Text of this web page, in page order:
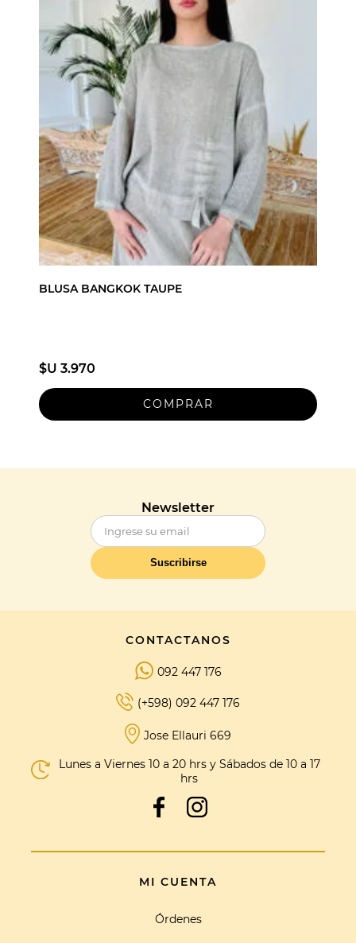
BLUSA BANGKOK TAUPE
$U 3.970
Newsletter
Suscribirse
CONTACTANOS
092 447 176
(+598) 092 447 176
Jose Ellauri 669
Lunes a Viernes 10 a 20 hrs y Sábados de 10 a 17
hrs
MI CUENTA
Órdenes